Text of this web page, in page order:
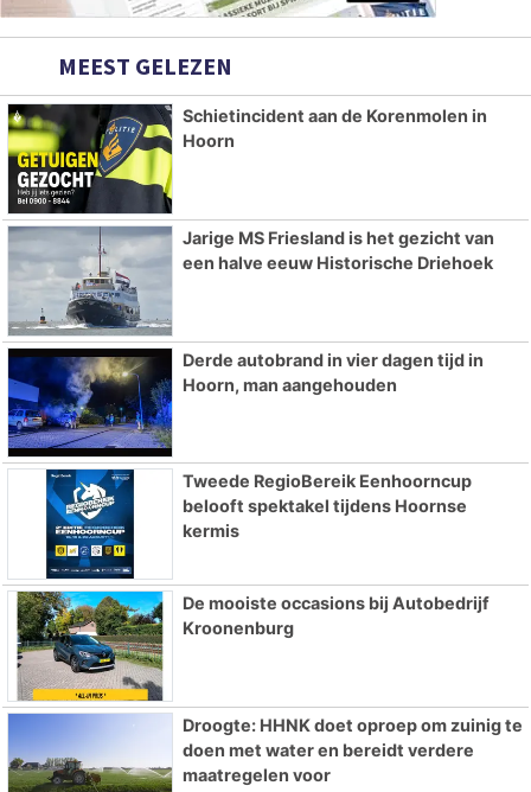
MEEST GELEZEN
Schietincident aan de Korenmolen in
Hoorn
Jarige MS Friesland is het gezicht van
een halve eeuw Historische Driehoek
Derde autobrand in vier dagen tijd in
Hoorn, man aangehouden
Tweede RegioBereik Eenhoorncup
belooft spektakel tijdens Hoornse
kermis
De mooiste occasions bij Autobedrijf
Kroonenburg
Droogte: HHNK doet oproep om zuinig te
doen met water en bereidt verdere
maatregelen voor